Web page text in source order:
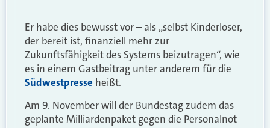
Er habe dies bewusst vor – als „selbst Kinderloser,
der bereit ist, finanziell mehr zur
Zukunftsfähigkeit des Systems beizutragen“, wie
es in einem Gastbeitrag unter anderem für die
Südwestpresse heißt.
Am 9. November will der Bundestag zudem das
geplante Milliardenpaket gegen die Personalnot